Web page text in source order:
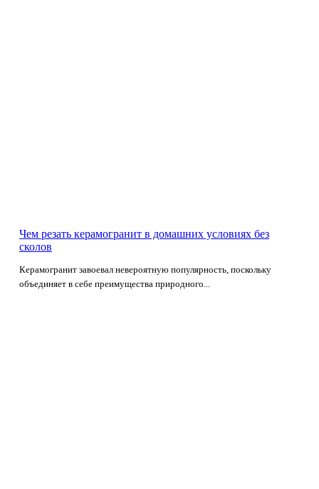
Чем резать керамогранит в домашних условиях без
сколов
Керамогранит завоевал невероятную популярность, поскольку
объединяет в себе преимущества природного...